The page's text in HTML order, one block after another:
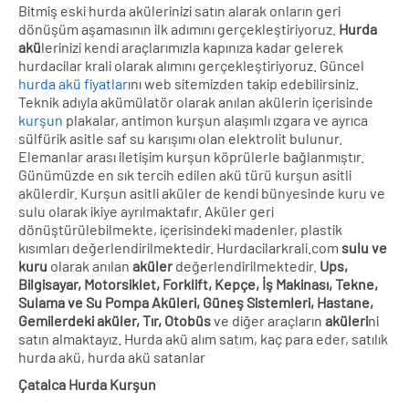
Bitmiş eski hurda akülerinizi satın alarak onların geri
dönüşüm aşamasının ilk adımını gerçekleştiriyoruz. Hurda
akülerinizi kendi araçlarımızla kapınıza kadar gelerek
hurdacilar krali olarak alımını gerçekleştiriyoruz. Güncel
hurda akü fiyatlarını web sitemizden takip edebilirsiniz.
Teknik adıyla akümülatör olarak anılan akülerin içerisinde
kurşun plakalar, antimon kurşun alaşımlı ızgara ve ayrıca
sülfürik asitle saf su karışımı olan elektrolit bulunur.
Elemanlar arası iletişim kurşun köprülerle bağlanmıştır.
Günümüzde en sık tercih edilen akü türü kurşun asitli
akülerdir. Kurşun asitli aküler de kendi bünyesinde kuru ve
sulu olarak ikiye ayrılmaktafır. Aküler geri
dönüştürülebilmekte, içerisindeki madenler, plastik
kısımları değerlendirilmektedir. Hurdacilarkrali.com sulu ve
kuru olarak anılan aküler değerlendirilmektedir. Ups,
Bilgisayar, Motorsiklet, Forklift, Kepçe, İş Makinası, Tekne,
Sulama ve Su Pompa Aküleri, Güneş Sistemleri, Hastane,
Gemilerdeki aküler, Tır, Otobüsve diğer araçların akülerini
satın almaktayız. Hurda akü alım satım, kaç para eder, satılık
hurda akü, hurda akü satanlar
Çatalca Hurda Kurşun